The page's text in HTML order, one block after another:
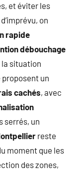
et éviter les
on
rapide
débouchage
la situation
un
cachés, avec
serrés, un
reste
moment que les
des zones,